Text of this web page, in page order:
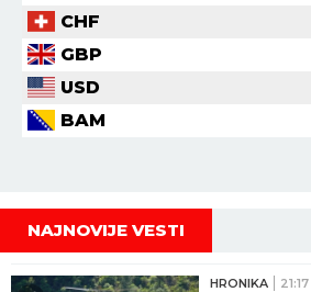
CHF
GBP
USD
BAM
NAJNOVIJE VESTI
HRONIKA 21:17